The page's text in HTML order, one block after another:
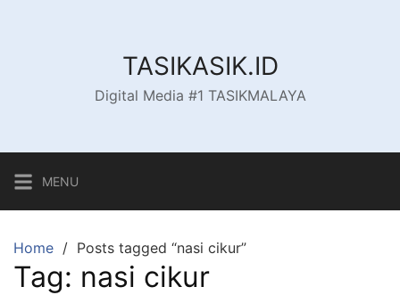
TASIKASIK.ID
Digital Media #1 TASIKMALAYA
MENU
Home Posts tagged “nasi cikur”
Tag: nasi cikur